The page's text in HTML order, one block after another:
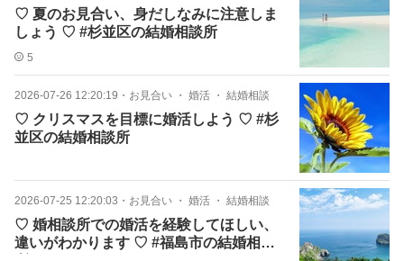
♡ 夏のお見合い、身だしなみに注意しま
しょう ♡ #杉並区の結婚相談所
5
2026-07-26 12:20:19 ・ お見合い ・ 婚活 ・ 結婚相談
♡ クリスマスを目標に婚活しよう ♡ #杉
並区の結婚相談所
2026-07-25 12:20:03 ・ お見合い ・ 婚活 ・ 結婚相談
♡ 婚相談所での婚活を経験してほしい、
違いがわかります ♡ #福島市の結婚相談